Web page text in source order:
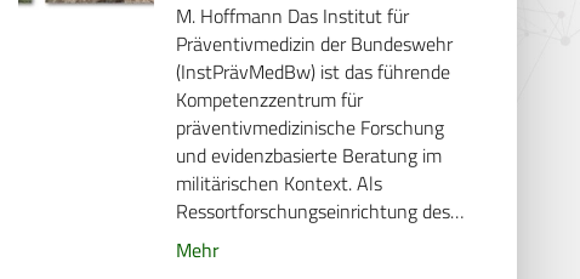
M. Hoffmann Das Institut für
Präventivmedizin der Bundeswehr
(InstPrävMedBw) ist das führende
Kompetenzzentrum für
präventivmedizinische Forschung
und evidenzbasierte Beratung im
militärischen Kontext. Als
Ressortforschungseinrichtung des…
Mehr